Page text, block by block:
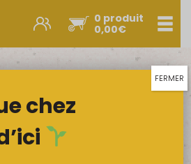
0 produit
0,00€
et nouveautés
& œufs
Fruits
Viandes
chez
FERMER